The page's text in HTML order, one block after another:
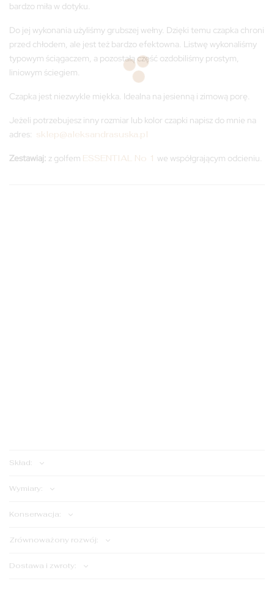
bardzo miła w dotyku.
Do jej wykonania użyliśmy grubszej wełny. Dzięki temu czapka chroni
przed chłodem, ale jest też bardzo efektowna. Listwę wykonaliśmy
typowym ściągaczem, a pozostałą część ozdobiliśmy prostym,
liniowym ściegiem.
Czapka jest niezwykle miękka. Idealna na jesienną i zimową porę.
Jeżeli potrzebujesz inny rozmiar lub kolor czapki napisz do mnie na
adres: sklep@aleksandrasuska.pl
Zestawiaj: z golfem ESSENTIAL No 1 we współgrającym odcieniu.
Skład:
Wymiary:
Konserwacja:
Zrównoważony rozwój:
Dostawa i zwroty: